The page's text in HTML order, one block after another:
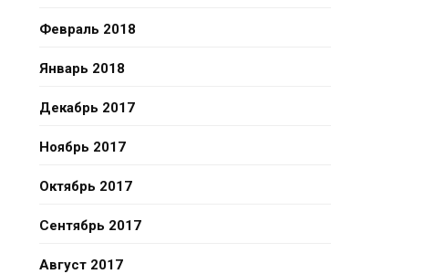
Февраль 2018
Январь 2018
Декабрь 2017
Ноябрь 2017
Октябрь 2017
Сентябрь 2017
Август 2017